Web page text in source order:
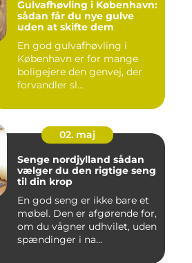
Gulvafhøvling i København:
sådan får du nye gulve
uden at skifte dem
En god gulvafhøvling i
København er for mange
boligejere den genvej, der
forvandler sl...
02. maj
Senge nordjylland sådan
vælger du den rigtige seng
til din krop
En god seng er ikke bare et
møbel. Den er afgørende for,
om du vågner udhvilet, uden
spændinger i na...